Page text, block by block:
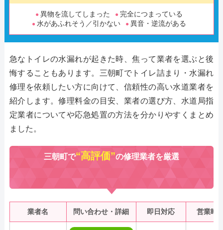
異物を流してしまった
完全につまっている
水があふれそう／引かない
異音・逆流がある
急なトイレの水漏れが起きた時、焦って業者を選ぶと後
悔することもあります。三朝町でトイレ詰まり・水漏れ
修理を依頼したい方に向けて、信頼性の高い水道業者を
紹介します。修理料金の目安、業者の選び方、水道局指
定業者についてや応急処置の方法を分かりやすくまとめ
ました。
三朝町で“高評価”の修理業者を厳選
業者名 問い合わせ・詳細 即日対応 営業時